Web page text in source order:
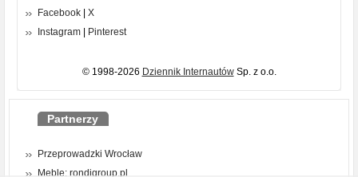
Facebook
X
Instagram
Pinterest
© 1998-2026 Dziennik InternautówSp. z o.o.
Partnerzy
Przeprowadzki Wrocław
Meble: rondigroup.pl